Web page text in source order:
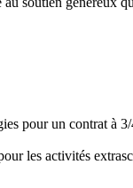
pour un contrat
les activités